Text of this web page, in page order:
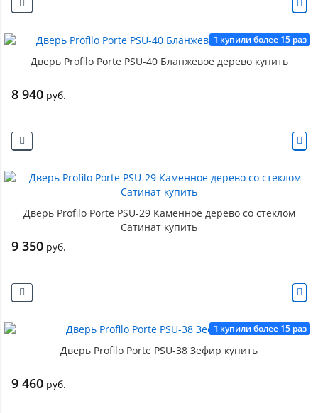
купили более 15 раз
Дверь Profilo Porte PSU-40 Бланжевое дерево купить
8 940 руб.
Дверь Profilo Porte PSU-29 Каменное дерево со стеклом
Сатинат купить
9 350 руб.
купили более 15 раз
Дверь Profilo Porte PSU-38 Зефир купить
9 460 руб.